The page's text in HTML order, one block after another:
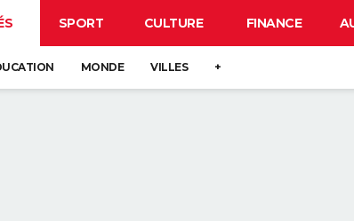
SPORT CULTURE FINANCE
MONDE VILLES +